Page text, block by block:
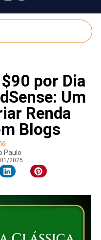
por Dia
Um
Renda
Blogs
Paulo
2025